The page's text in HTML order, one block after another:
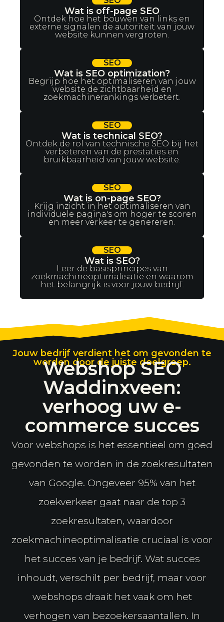
Wat is off-page SEO
Ontdek hoe het bouwen van links en
externe signalen de autoriteit van jouw
website kunnen vergroten.
SEO
Wat is SEO optimization?
Begrijp hoe het optimaliseren van jouw
website de zichtbaarheid en
zoekmachinerankings verbetert.
SEO
Wat is technical SEO?
Ontdek de rol van technische SEO bij het
verbeteren van de prestaties en
bruikbaarheid van jouw website.
SEO
Wat is on-page SEO?
Krijg inzicht in het optimaliseren van
individuele pagina's om hoger te scoren
en meer verkeer te genereren.
SEO
Wat is SEO?
Leer de basisprincipes van
zoekmachineoptimalisatie en waarom
het belangrijk is voor jouw bedrijf.
Jouw bedrijf verdient het om gevonden te
worden door de juiste doelgroep.
Webshop SEO
Waddinxveen:
verhoog uw e-
commerce succes
Voor webshops is het essentieel om goed
gevonden te worden in de zoekresultaten
van Google. Ongeveer 95% van het
zoekverkeer gaat naar de top 3
zoekresultaten, waardoor
zoekmachineoptimalisatie cruciaal is voor
het succes van je bedrijf. Wat succes
inhoudt, verschilt per bedrijf, maar voor
webshops draait het vaak om het
verhogen van bezoekersaantallen. In